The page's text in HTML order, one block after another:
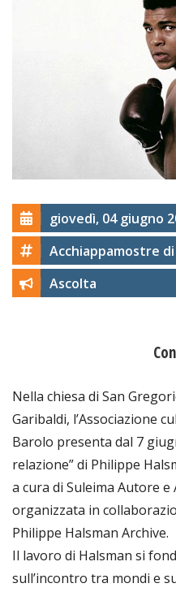
giovedì, 04 giugno
Acchiappamostre
Ascolta
Nella chiesa di San
Garibaldi, l’Associazione
Barolo presenta dal 7
relazione” di Philippe
a cura di Suleima Autore
organizzata in
Philippe Halsman Archive.
Il lavoro di Halsman si
sull’incontro tra mondi e